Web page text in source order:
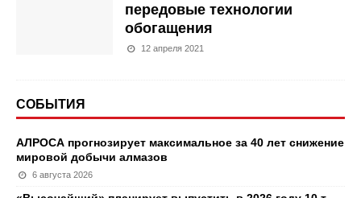
передовые технологии
обогащения
12 апреля 2021
СОБЫТИЯ
АЛРОСА прогнозирует максимальное за 40 лет снижение
мировой добычи алмазов
6 августа 2026